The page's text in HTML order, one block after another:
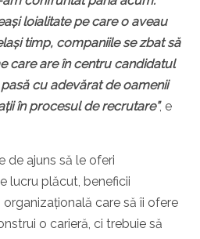
loialitate pe care o aveau
timp, companiile se zbat să
care are în centru candidatul
cu adevărat de oamenii
în procesul de recrutare”, e
de ajuns să le oferi
lucru plăcut, beneficii
care să îi ofere
o carieră, ci trebuie să